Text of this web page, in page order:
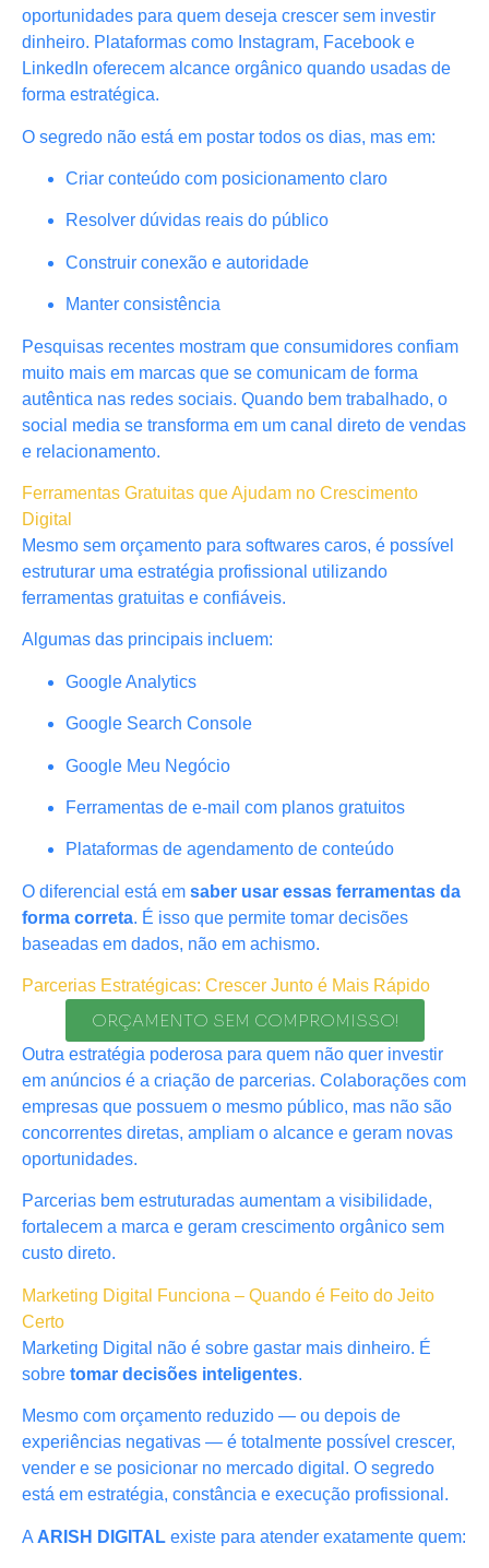
oportunidades para quem deseja crescer sem investir
dinheiro. Plataformas como Instagram, Facebook e
LinkedIn oferecem alcance orgânico quando usadas de
forma estratégica.
O segredo não está em postar todos os dias, mas em:
Criar conteúdo com posicionamento claro
Resolver dúvidas reais do público
Construir conexão e autoridade
Manter consistência
Pesquisas recentes mostram que consumidores confiam
muito mais em marcas que se comunicam de forma
autêntica nas redes sociais. Quando bem trabalhado, o
social media se transforma em um canal direto de vendas
e relacionamento.
Ferramentas Gratuitas que Ajudam no Crescimento
Digital
Mesmo sem orçamento para softwares caros, é possível
estruturar uma estratégia profissional utilizando
ferramentas gratuitas e confiáveis.
Algumas das principais incluem:
Google Analytics
Google Search Console
Google Meu Negócio
Ferramentas de e-mail com planos gratuitos
Plataformas de agendamento de conteúdo
O diferencial está em saber usar essas ferramentas da
forma correta. É isso que permite tomar decisões
baseadas em dados, não em achismo.
Parcerias Estratégicas: Crescer Junto é Mais Rápido
ORÇAMENTO SEM COMPROMISSO!
Outra estratégia poderosa para quem não quer investir
em anúncios é a criação de parcerias. Colaborações com
empresas que possuem o mesmo público, mas não são
concorrentes diretas, ampliam o alcance e geram novas
oportunidades.
Parcerias bem estruturadas aumentam a visibilidade,
fortalecem a marca e geram crescimento orgânico sem
custo direto.
Marketing Digital Funciona – Quando é Feito do Jeito
Certo
Marketing Digital não é sobre gastar mais dinheiro. É
sobre tomar decisões inteligentes.
Mesmo com orçamento reduzido — ou depois de
experiências negativas — é totalmente possível crescer,
vender e se posicionar no mercado digital. O segredo
está em estratégia, constância e execução profissional.
A ARISH DIGITAL existe para atender exatamente quem: